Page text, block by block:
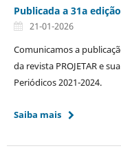
Publicada a 31a edição
21-01-2026
Comunicamos a
da revista PROJETAR e
Periódicos 2021-2024.
Saiba mais